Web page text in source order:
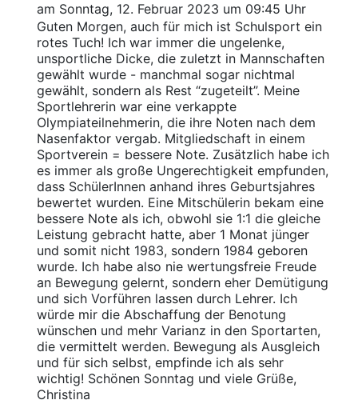
am Sonntag, 12. Februar 2023 um 09:45 Uhr
Guten Morgen, auch für mich ist Schulsport ein
rotes Tuch! Ich war immer die ungelenke,
unsportliche Dicke, die zuletzt in Mannschaften
gewählt wurde - manchmal sogar nichtmal
gewählt, sondern als Rest “zugeteilt”. Meine
Sportlehrerin war eine verkappte
Olympiateilnehmerin, die ihre Noten nach dem
Nasenfaktor vergab. Mitgliedschaft in einem
Sportverein = bessere Note. Zusätzlich habe ich
es immer als große Ungerechtigkeit empfunden,
dass SchülerInnen anhand ihres Geburtsjahres
bewertet wurden. Eine Mitschülerin bekam eine
bessere Note als ich, obwohl sie 1:1 die gleiche
Leistung gebracht hatte, aber 1 Monat jünger
und somit nicht 1983, sondern 1984 geboren
wurde. Ich habe also nie wertungsfreie Freude
an Bewegung gelernt, sondern eher Demütigung
und sich Vorführen lassen durch Lehrer. Ich
würde mir die Abschaffung der Benotung
wünschen und mehr Varianz in den Sportarten,
die vermittelt werden. Bewegung als Ausgleich
und für sich selbst, empfinde ich als sehr
wichtig! Schönen Sonntag und viele Grüße,
Christina